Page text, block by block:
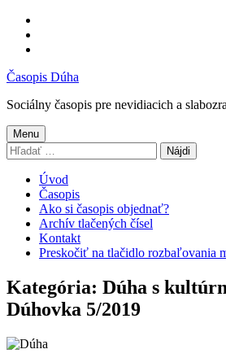
obsah
pätičku
Časopis Dúha
Sociálny časopis pre nevidiacich a
Menu
Hľadať:
Úvod
Časopis
Ako si časopis objednať?
Archív tlačených čísel
Kontakt
Preskočiť na tlačidlo rozbaľovania
Kategória: Dúha s
Dúhovka 5/2019